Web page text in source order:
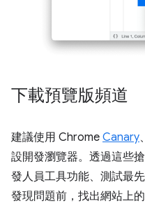
下載預覽版頻道
建議使用 Chrome Canary、
設開發瀏覽器。透過這些
發人員工具功能、測試最
發現問題前，找出網站上的